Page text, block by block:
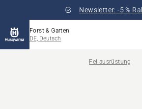
Newsletter: -5 %
Forst & Garten
DE, Deutsch
Feilausrüstung